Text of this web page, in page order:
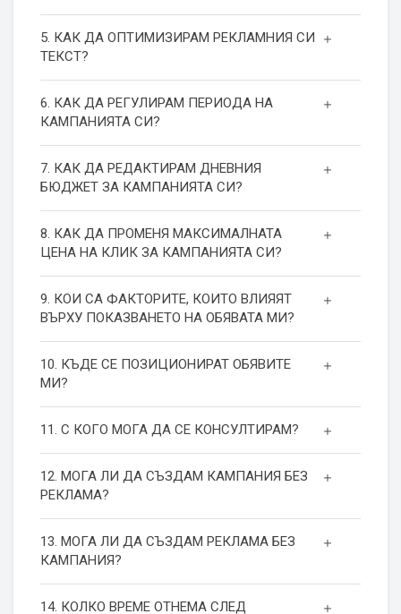
5. КАК ДА ОПТИМИЗИРАМ РЕКЛАМНИЯ СИ
ТЕКСТ?
6. КАК ДА РЕГУЛИРАМ ПЕРИОДА НА
КАМПАНИЯТА СИ?
7. КАК ДА РЕДАКТИРАМ ДНЕВНИЯ
БЮДЖЕТ ЗА КАМПАНИЯТА СИ?
8. КАК ДА ПРОМЕНЯ МАКСИМАЛНАТА
ЦЕНА НА КЛИК ЗА КАМПАНИЯТА СИ?
9. КОИ СА ФАКТОРИТЕ, КОИТО ВЛИЯЯТ
ВЪРХУ ПОКАЗВАНЕТО НА ОБЯВАТА МИ?
10. КЪДЕ СЕ ПОЗИЦИОНИРАТ ОБЯВИТЕ
МИ?
11. С КОГО МОГА ДА СЕ КОНСУЛТИРАМ?
12. МОГА ЛИ ДА СЪЗДАМ КАМПАНИЯ БЕЗ
РЕКЛАМА?
13. МОГА ЛИ ДА СЪЗДАМ РЕКЛАМА БЕЗ
КАМПАНИЯ?
14. КОЛКО ВРЕМЕ ОТНЕМА СЛЕД